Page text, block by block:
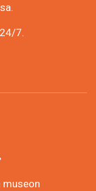
7.
museon